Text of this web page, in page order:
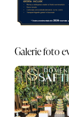
Galerie foto